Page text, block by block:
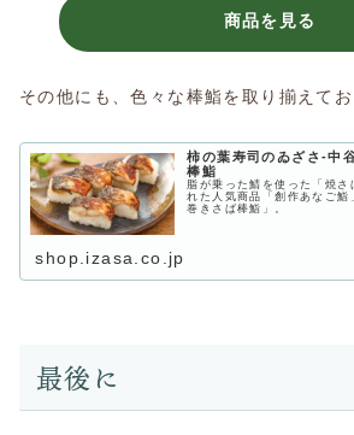
商品を見る
その他にも、色々な棒鮨を取り揃えてお
柿の葉寿司のゐざさ‐中
棒鮨
脂が乗った鯖を使った「焼
れた人気商品「創作あなご鮨
巻きさば棒鮨」。
shop.izasa.co.jp
最後に